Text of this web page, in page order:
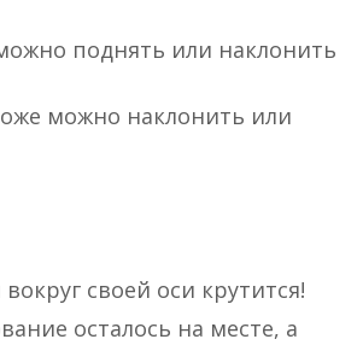
поднять или наклонить
можно наклонить или
своей оси крутится!
осталось на месте, а